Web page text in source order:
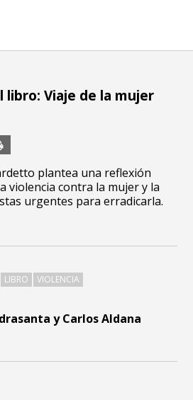
y Carlos Aldana
libro: Viaje de la mujer
plantea una reflexión
violencia contra la mujer y la
urgentes para erradicarla.
LIBRO VIOLENCIA